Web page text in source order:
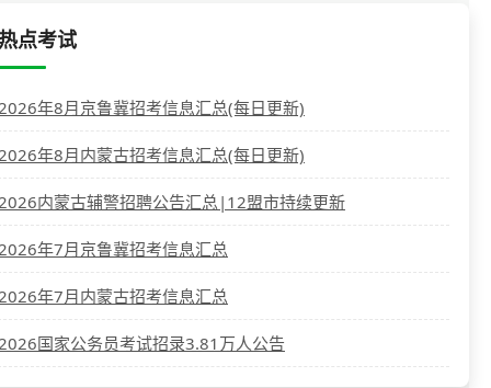
点考试
年8月京鲁冀招考信息汇总(每日更新)
年8月内蒙古招考信息汇总(每日更新)
内蒙古辅警招聘公告汇总|12盟市持续更新
年7月京鲁冀招考信息汇总
年7月内蒙古招考信息汇总
国家公务员考试招录3.81万人公告